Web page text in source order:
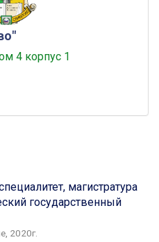
4 корпус 1
магистратура
государственный
2020г.